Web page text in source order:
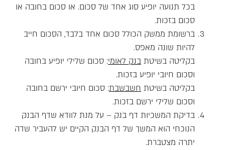
בכל תנועה יופיע סוג אחד של סכום. או סכום בחובה או
סכום בזכות.
ברשומת ממשק הכולל סכום אחד בלבד, הסכום חייב
להיות שונה מאפס.
בקליטה בשיטת בנק לאומי: סכום שלילי יופיע בחובה
וסכום חיובי יופיע בזכות.
בקליטה בשיטת חשבשבת: סכום חיובי ירשם בחובה
וסכום שלילי ירשם בזכות.
בדיקת המשכיות דף בנק – על מנת לוודא שדף הבנק
הנוכחי הוא המשך של דף הבנק הקיים יש להעביר שדה
יתרה מצטברת.